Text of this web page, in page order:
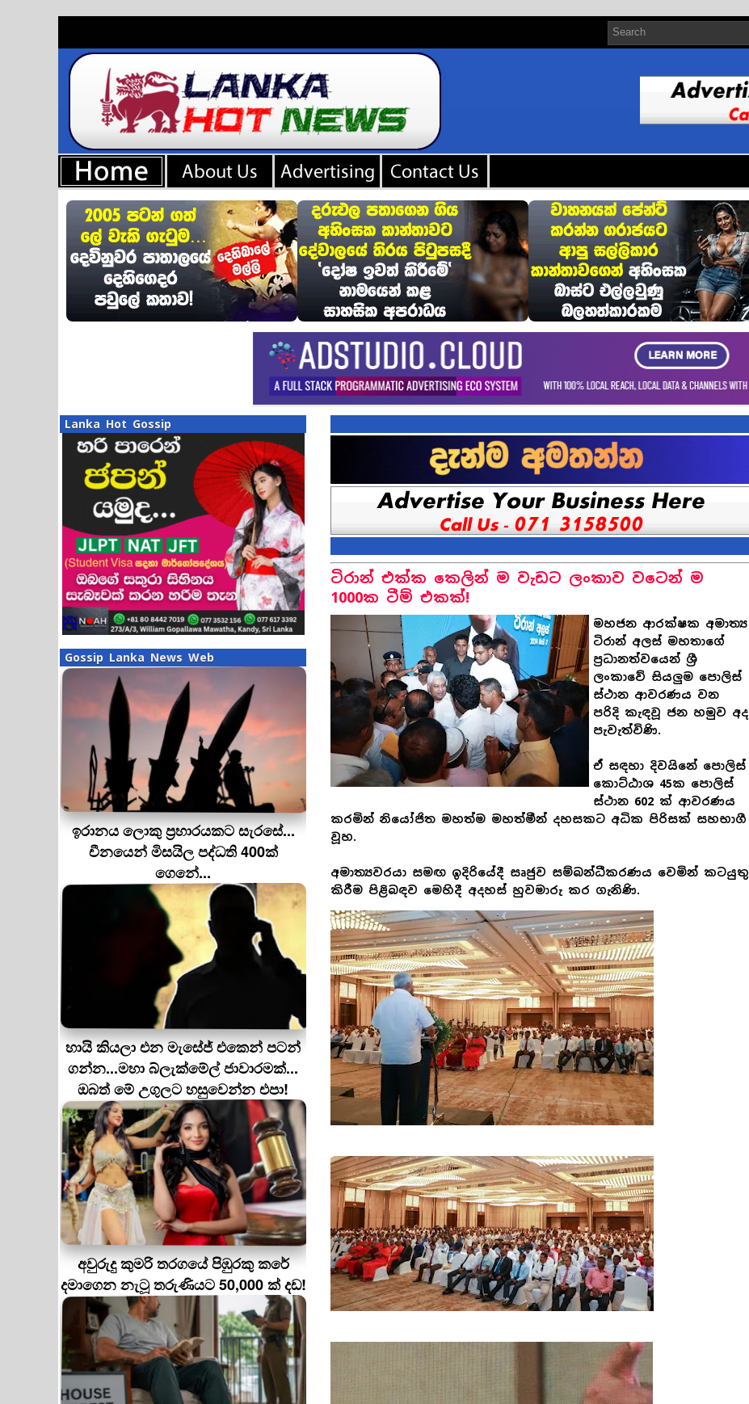
Lanka Hot Gossip
Gossip Lanka News Web
ඉරානය ලොකු ප‍්‍රහාරයකට සැරසේ...
චීනයෙන් මිසයිල පද්ධති 400ක්
ගෙනේ...
හායි කියලා එන මැසේජ් එකෙන් පටන්
ගන්න...මහා බ්ලැක්මේල් ජාවාරමක්...
ඔබත් මේ උගුලට හසුවෙන්න එපා!
අවුරුදු කුමරි තරගයේ පිඹුරකු කරේ
දමාගෙන නැටූ තරුණියට 50,000 ක් දඩ!
ටිරාන් එක්ක කෙලින් ම වැඩට ලංකාව වටෙන් ම
1000ක ටීම් එකක්!
මහජන ආරක්ෂක අමාත්‍ය
ටිරාන් අලස් මහතාගේ
ප්‍රධානත්වයෙන් ශ්‍රී
ලංකාවේ සියලුම පොලිස්
ස්ථාන ආවරණය වන
පරිදි කැඳවූ ජන හමුව අද
පැවැත්විණි.
ඒ සඳහා දිවයිනේ පොලිස්
කොට්ඨාශ 45ක පොලිස්
ස්ථාන 602 ක් ආවරණය
කරමින් නියෝජිත මහත්ම මහත්මීන් දහසකට අධික පිරිසක් සහභාගී
වූහ.
අමාත්‍යවරයා සමඟ ඉදිරියේදී සෘජුව සම්බන්ධීකරණය වෙමින් කටයුතු
කිරීම පිළිබඳව මෙහිදී අදහස් හුවමාරු කර ගැනිණි.